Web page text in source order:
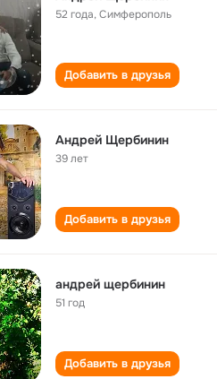
52 года,Симферополь
Добавить в друзья
Андрей Щербинин
39 лет
Добавить в друзья
андрей щербинин
51 год
Добавить в друзья